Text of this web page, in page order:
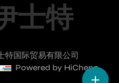
士特
特国际贸易有限公司
Powered by HiCheng.